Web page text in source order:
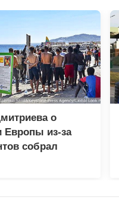
о
Европы из-за
собрал